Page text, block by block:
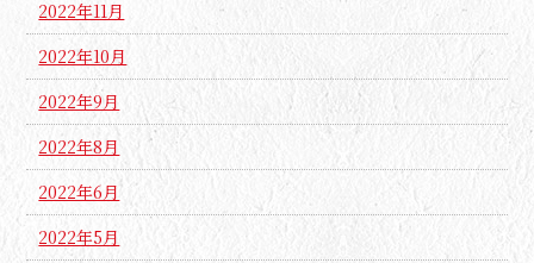
2022年11月
2022年10月
2022年9月
2022年8月
2022年6月
2022年5月